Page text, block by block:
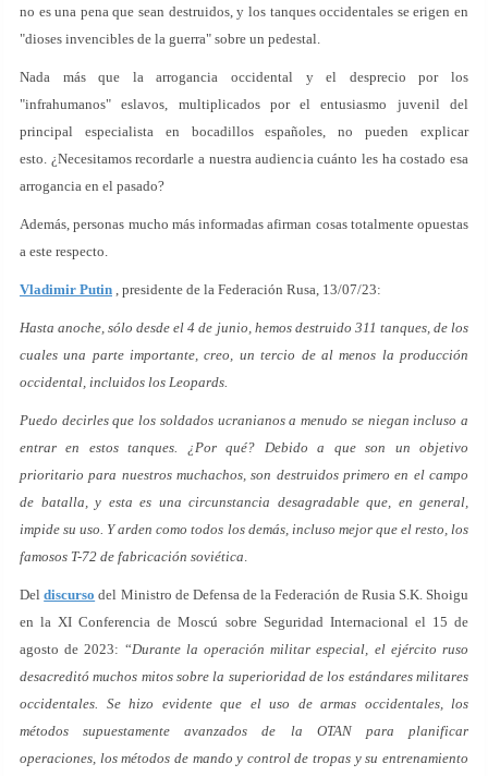
no es una pena que sean destruidos, y los tanques occidentales se erigen en
"dioses invencibles de la guerra" sobre un pedestal.
Nada más que la arrogancia occidental y el desprecio por los
"infrahumanos" eslavos, multiplicados por el entusiasmo juvenil del
principal especialista en bocadillos españoles, no pueden explicar
esto. ¿Necesitamos recordarle a nuestra audiencia cuánto les ha costado esa
arrogancia en el pasado?
Además, personas mucho más informadas afirman cosas totalmente opuestas
a este respecto.
Vladimir Putin , presidente de la Federación Rusa, 13/07/23:
Hasta anoche, sólo desde el 4 de junio, hemos destruido 311 tanques, de los
cuales una parte importante, creo, un tercio de al menos la producción
occidental, incluidos los Leopards.
Puedo decirles que los soldados ucranianos a menudo se niegan incluso a
entrar en estos tanques. ¿Por qué? Debido a que son un objetivo
prioritario para nuestros muchachos, son destruidos primero en el campo
de batalla, y esta es una circunstancia desagradable que, en general,
impide su uso. Y arden como todos los demás, incluso mejor que el resto, los
famosos T-72 de fabricación soviética.
Deldiscurso del Ministro de Defensa de la Federación de Rusia S.K. Shoigu
en la XI Conferencia de Moscú sobre Seguridad Internacional el 15 de
agosto de 2023: “Durante la operación militar especial, el ejército ruso
desacreditó muchos mitos sobre la superioridad de los estándares militares
occidentales. Se hizo evidente que el uso de armas occidentales, los
métodos supuestamente avanzados de la OTAN para planificar
operaciones, los métodos de mando y control de tropas y su entrenamiento